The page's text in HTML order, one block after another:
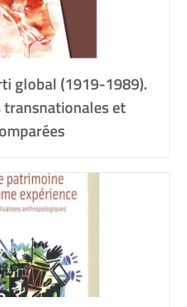
global (1919-1989).
transnationales et